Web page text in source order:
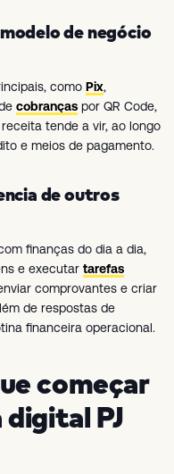
de negócio
como Pix,
cobranças por QR Code,
tende a vir, ao longo
e meios de pagamento.
de outros
finanças do dia a dia,
e executar tarefas
comprovantes e criar
de respostas de
financeira operacional.
começar
PJ